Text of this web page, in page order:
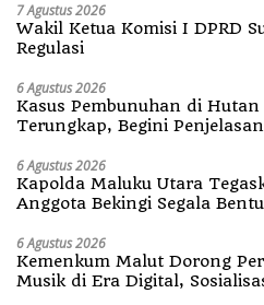
7 Agustus 2026
Wakil Ketua Komisi I DPRD
Regulasi
6 Agustus 2026
Kasus Pembunuhan di
Terungkap, Begini
6 Agustus 2026
Kapolda Maluku Utara Tegaskan akan
Anggota Bekingi Segala
6 Agustus 2026
Kemenkum Malut Dorong
Musik di Era Digital,